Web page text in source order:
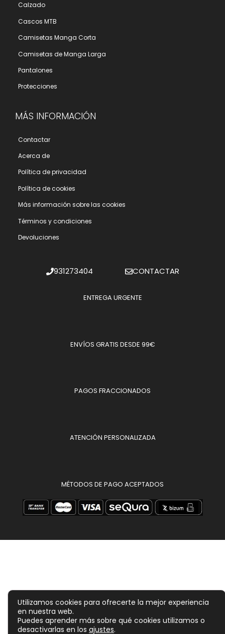
Calzado
Cascos MTB
Camisetas Manga Corta
Camisetas de Manga Larga
Pantalones
Protecciones
MÁS INFORMACIÓN
Contactar
Acerca de
Polí­tica de privacidad
Polí­tica de cookies
Más información sobre las cookies
Términos y condiciones
Devoluciones
931273404 CONTACTAR
ENTREGA URGENTE
ENVÍOS GRATIS DESDE 99€
PAGOS FRACCIONADOS
ATENCIÓN PERSONALIZADA
MÉTODOS DE PAGO ACEPTADOS
Utilizamos cookies para ofrecerte la mejor experiencia
en nuestra web.
Puedes aprender más sobre qué cookies utilizamos o
desactivarlas en los ajustes.